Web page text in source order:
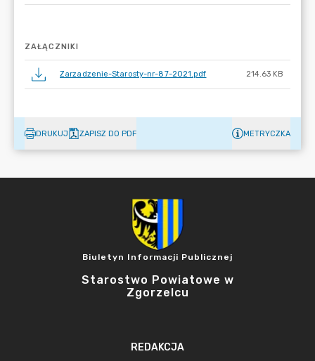
ZAŁĄCZNIKI
Zarzadzenie-Starosty-nr-87-2021.pdf 214.63 KB
DRUKUJ ZAPISZ DO PDF METRYCZKA
Biuletyn Informacji Publicznej
Starostwo Powiatowe w
Zgorzelcu
REDAKCJA